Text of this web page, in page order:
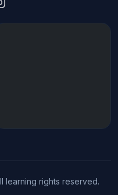
learning rights reserved.